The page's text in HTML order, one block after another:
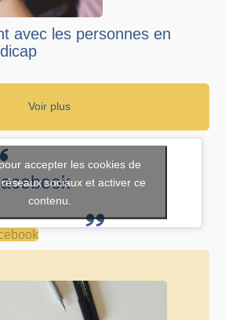
avec les personnes en
Voir plus
accepter les cookies de
sociaux et activer ce
contenu.